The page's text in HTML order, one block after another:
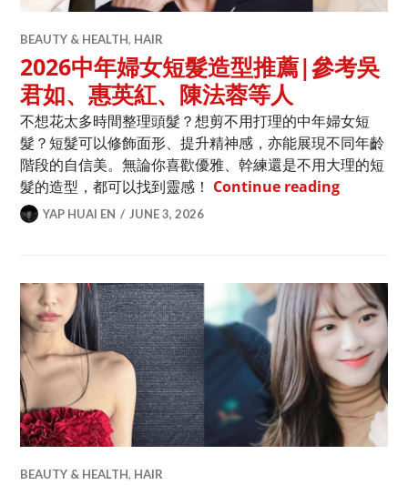
BEAUTY & HEALTH, HAIR
2026中年婦女短髮造型推薦|參考吳
君如、惠英紅、陳法蓉等人
不想花太多時間整理頭髮？想剪不用打理的中年婦女短
髮？短髮可以修飾面形、提升精神感，亦能展現不同年齡
階段的自信美。無論你喜歡優雅、幹練還是不用大理的短
髮的造型，都可以找到靈感！ Continue reading2026中年
YAP HUAI EN JUNE 3, 2026
BEAUTY & HEALTH, HAIR